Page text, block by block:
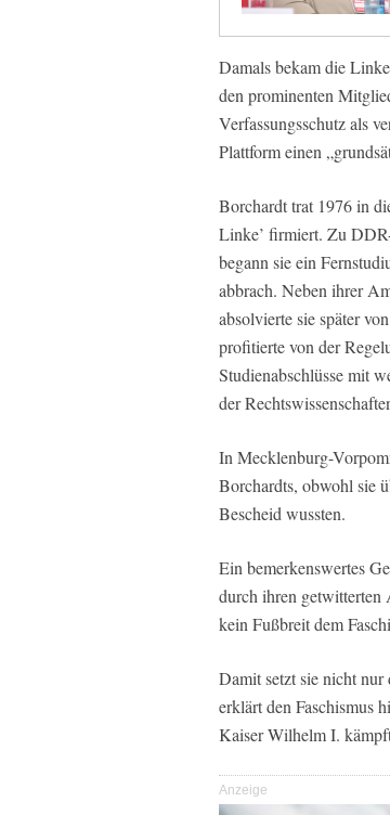
Damals bekam die
den prominenten
Verfassungsschutz als
Plattform einen
Borchardt trat 1976 in
Linke’ firmiert. Zu
begann sie ein
abbrach. Neben ihrer
absolvierte sie später
profitierte von der
Studienabschlüsse mit
der
In Mecklenburg-
Borchardts, obwohl sie
Bescheid wussten.
Ein bemerkenswertes
durch ihren getwitterten
kein Fußbreit dem
Damit setzt sie nicht
erklärt den Faschismus
Kaiser Wilhelm I.
Anzeige